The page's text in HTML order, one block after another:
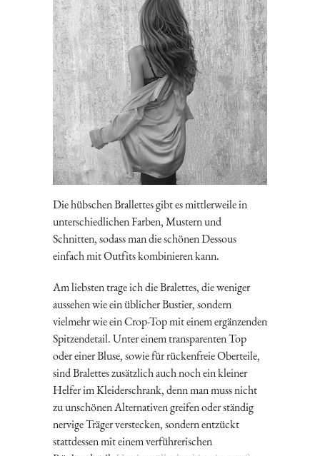
Die hübschen Brallettes gibt es mittlerweile in
unterschiedlichen Farben, Mustern und
Schnitten, sodass man die schönen Dessous
einfach mit Outfits kombinieren kann.
Am liebsten trage ich die Bralettes, die weniger
aussehen wie ein üblicher Bustier, sondern
vielmehr wie ein Crop-Top mit einem ergänzenden
Spitzendetail. Unter einem transparenten Top
oder einer Bluse, sowie für rückenfreie Oberteile,
sind Bralettes zusätzlich auch noch ein kleiner
Helfer im Kleiderschrank, denn man muss nicht
zu unschönen Alternativen greifen oder ständig
nervige Träger verstecken, sondern entzückt
stattdessen mit einem verführerischen